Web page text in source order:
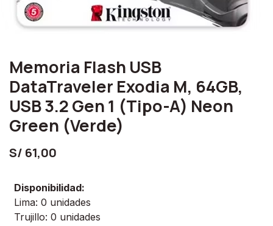
Memoria Flash USB
DataTraveler Exodia M, 64GB,
USB 3.2 Gen 1 (Tipo-A) Neon
Green (Verde)
S/ 61,00
Disponibilidad:
Lima: 0 unidades
Trujillo: 0 unidades